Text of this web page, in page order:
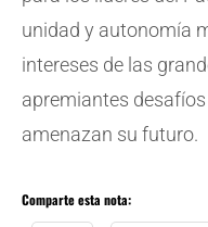
unidad y autonomía
intereses de las
apremiantes
amenazan su futuro.
Comparte esta nota: